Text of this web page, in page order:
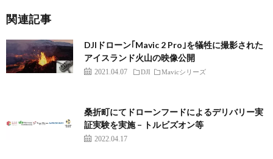
関連記事
DJIドローン｢Mavic 2 Pro｣を犠牲に撮影された
アイスランド火山の映像公開
2021.04.07 DJI Mavicシリーズ
桑折町にてドローンフードによるデリバリー実
証実験を実施 – トルビズオン等
2022.04.17